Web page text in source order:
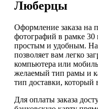
Люберцы
Оформление заказа на
фотографий в рамке
простым и удобным.
позволяет вам легко
компьютера или
желаемый тип рамы и
тип доставки, который
Для оплаты заказа